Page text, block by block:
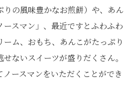
りの風味豊かなお煎餅）や、あん
ースマン」、最近ですとふわふわ
ム、おもち、あんこがたっぷり
ないスイーツが盛りだくさん。
ースマンをいただくことができ